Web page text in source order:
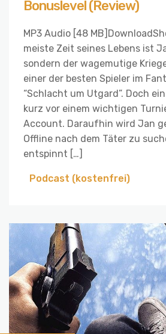
Bonuslevel (Review)
MP3 Audio [48
meiste Zeit seines Lebens ist
sondern der wagemutige
einer der besten Spieler im
“Schlacht um Utgard”. Doch
kurz vor einem wichtigen
Account. Daraufhin wird Jan
Offline nach dem Täter zu
entspinnt […]
Podcast (kostenfrei)